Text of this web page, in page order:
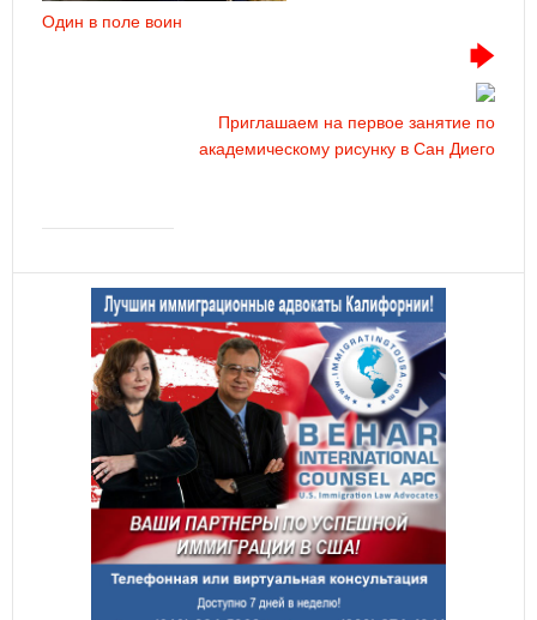
Один в поле воин
Приглашаем на первое занятие по
академическому рисунку в Сан Диего